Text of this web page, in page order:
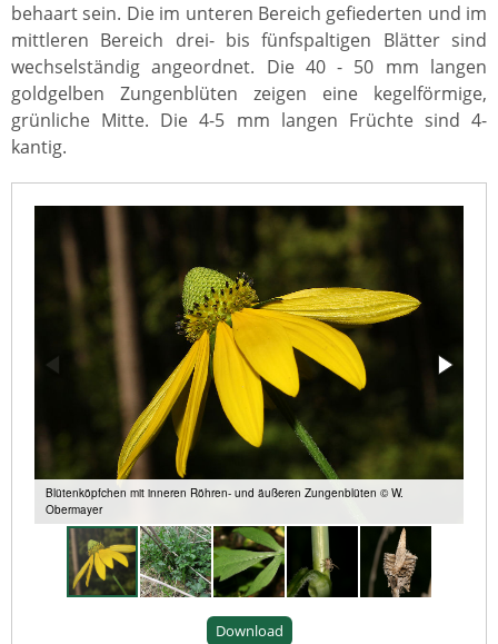
behaart sein. Die im unteren Bereich gefiederten und im
mittleren Bereich drei- bis fünfspaltigen Blätter sind
wechselständig angeordnet. Die 40 - 50 mm langen
goldgelben Zungenblüten zeigen eine kegelförmige,
grünliche Mitte. Die 4-5 mm langen Früchte sind 4-
kantig.
Blütenköpfchen mit inneren Röhren- und äußeren Zungenblüten © W.
Obermayer
Download